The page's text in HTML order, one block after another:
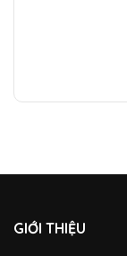
GIỚI THIỆU